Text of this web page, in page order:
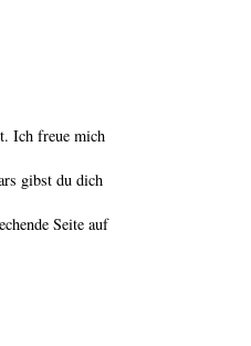
Ich freue mich
gibst du dich
Seite auf